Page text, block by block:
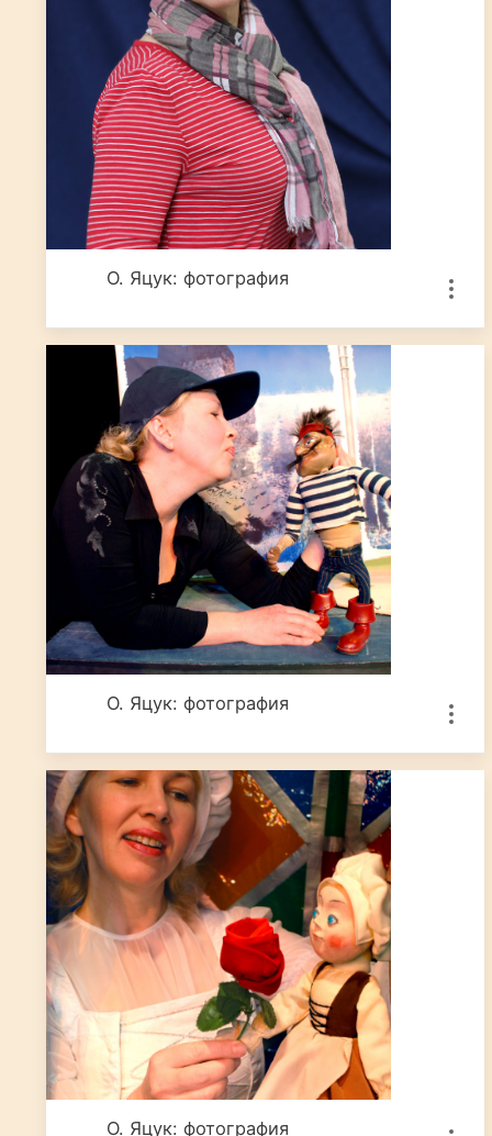
О. Яцук: фотография
О. Яцук: фотография
О. Яцук: фотография